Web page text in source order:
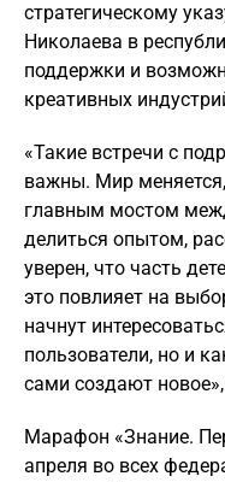
стратегическому
Николаева в
поддержки и
креативных
«Такие встречи с
важны. Мир
главным мостом
делиться опытом,
уверен, что часть
это повлияет на
начнут
пользователи, но и
сами создают
Марафон «Знание.
апреля во всех